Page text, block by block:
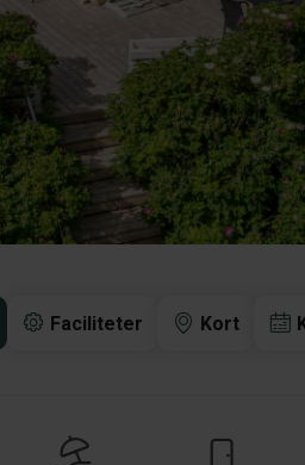
Faciliteter Kort